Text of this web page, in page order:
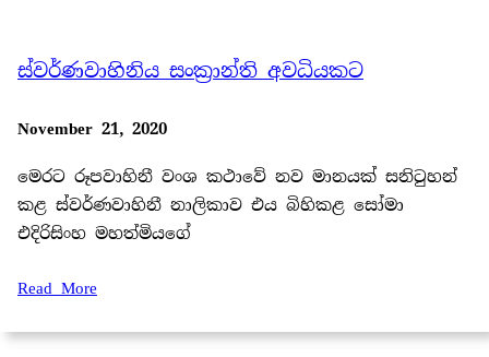
ස්වර්ණවාහිනිය සංක්‍රාන්ති අවධියකට
November 21, 2020
මෙරට රූපවාහිනී වංශ කථාවේ නව මානයක් සනිටුහන්
කළ ස්වර්ණවාහිනී නාලිකාව එය බිහිකළ සෝමා
එදිරිසිංහ මහත්මියගේ
Read More